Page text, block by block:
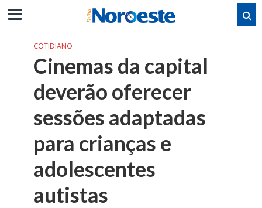
COTIDIANO
Cinemas da capital
deverão oferecer
sessões adaptadas
para crianças e
adolescentes
autistas